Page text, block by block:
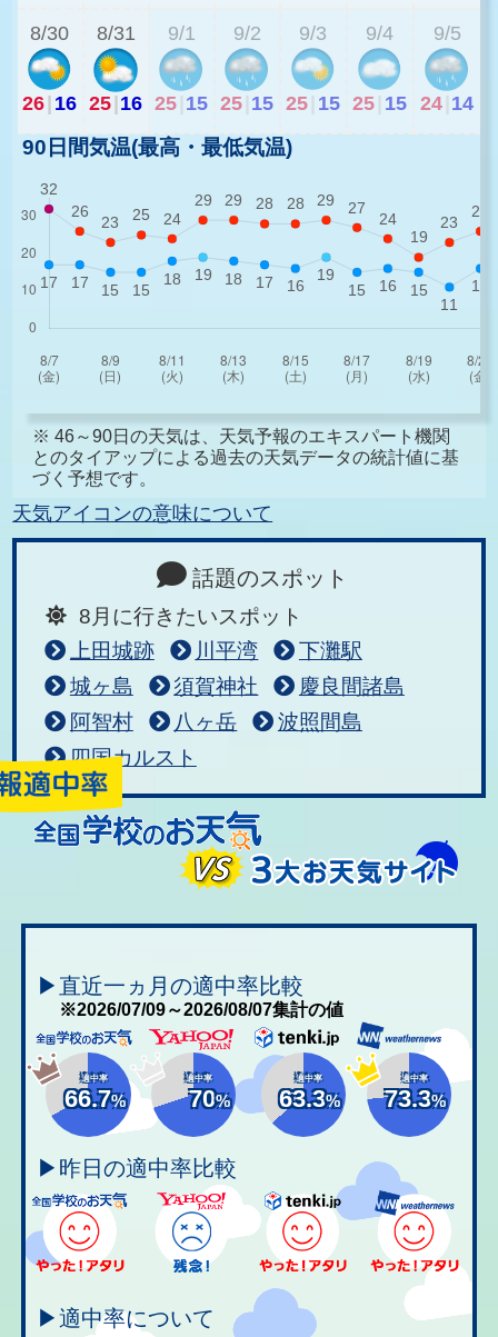
8/30
26| 16
8/31
25|16
9/1
25 15
9/2
25 15
9/3
25 15
9/4
25 15
9/5
24 14
90日間気温(最高・最低気温)
※ 46～90日の天気は、天気予報のエキスパート機関
とのタイアップによる過去の天気データの統計値に基
づく予想です。
天気アイコンの意味について
話題のスポット
8月に行きたいスポット
上田城跡
川平湾
下灘駅
城ヶ島
須賀神社
慶良間諸島
阿智村
八ヶ岳
波照間島
四国カルスト
▶直近一ヵ月の適中率比較
※2026/07/09～2026/08/07集計の値
適中率
66.7%
適中率
70%
適中率
63.3%
適中率
73.3%
▶昨日の適中率比較
▶適中率について